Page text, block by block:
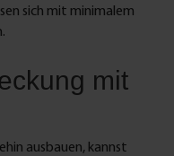
sich mit minimalem
mit
ausbauen, kannst